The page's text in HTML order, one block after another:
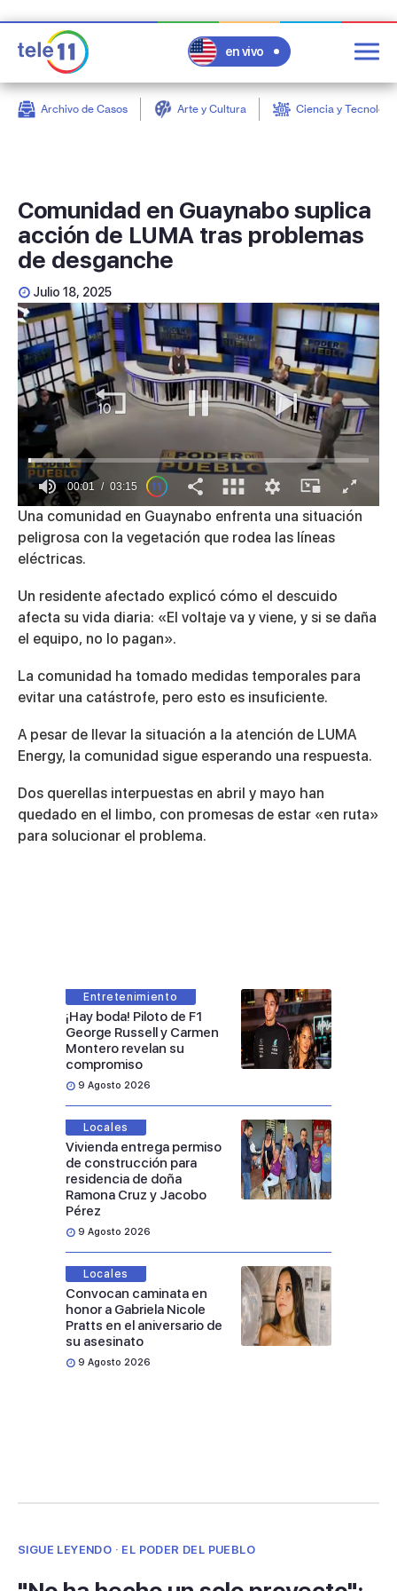
en vivo
Archivo de Casos Arte y Cultura Ciencia y
Comunidad en Guaynabo suplica
acción de LUMA tras problemas
de desganche
Julio 18, 2025
0
3
minutes,
00:01 03:15
Una comunidad en Guaynabo enfrenta una situación
peligrosa con la vegetación que rodea las líneas
eléctricas.
Un residente afectado explicó cómo el descuido
afecta su vida diaria: «El voltaje va y viene, y si se daña
el equipo, no lo pagan».
La comunidad ha tomado medidas temporales para
evitar una catástrofe, pero esto es insuficiente.
A pesar de llevar la situación a la atención de LUMA
Energy, la comunidad sigue esperando una respuesta.
Dos querellas interpuestas en abril y mayo han
quedado en el limbo, con promesas de estar «en ruta»
para solucionar el problema.
Entretenimiento
¡Hay boda! Piloto de F1
George Russell y Carmen
Montero revelan su
compromiso
9 Agosto 2026
Locales
Vivienda entrega permiso
de construcción para
residencia de doña
Ramona Cruz y Jacobo
Pérez
9 Agosto 2026
Locales
Convocan caminata en
honor a Gabriela Nicole
Pratts en el aniversario de
su asesinato
9 Agosto 2026
SIGUE LEYENDO · EL PODER DEL PUEBLO
post